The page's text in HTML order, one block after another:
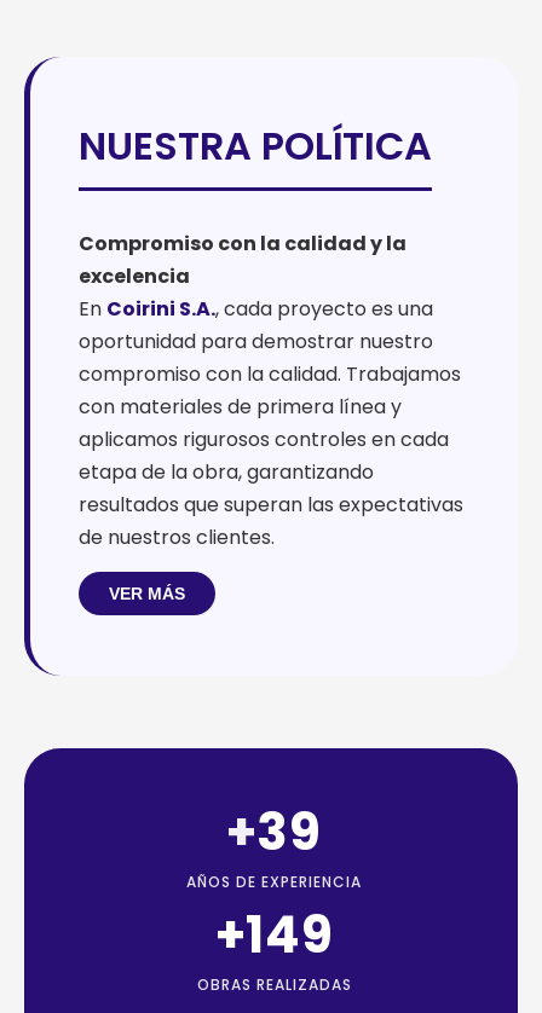
NUESTRA POLÍTICA
Compromiso con la calidad y la
excelencia
En Coirini S.A., cada proyecto es una
oportunidad para demostrar nuestro
compromiso con la calidad. Trabajamos
con materiales de primera línea y
aplicamos rigurosos controles en cada
etapa de la obra, garantizando
resultados que superan las expectativas
de nuestros clientes.
VER MÁS
+39
AÑOS DE EXPERIENCIA
+174
OBRAS REALIZADAS